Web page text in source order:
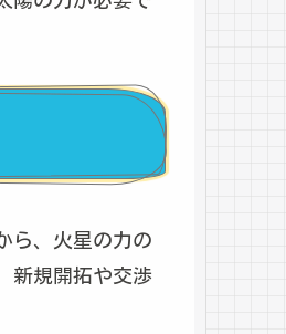
ら、火星の力の
新規開拓や交渉